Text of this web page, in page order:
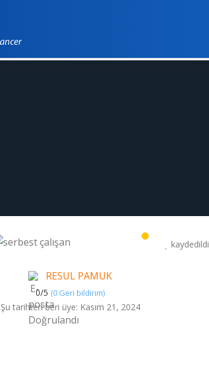
RESUL PAMUK
0/5 (0 Geri bildirim)
Şu tarihten beri üye: Kasım 21, 2024
kaydedildi